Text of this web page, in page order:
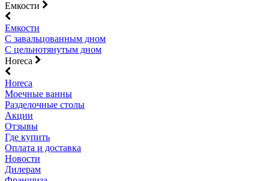
Емкости
Емкости
С завальцованным дном
С цельнотянутым дном
Horeca
Horeca
Моечные ванны
Разделочные столы
Акции
Отзывы
Где купить
Оплата и доставка
Новости
Дилерам